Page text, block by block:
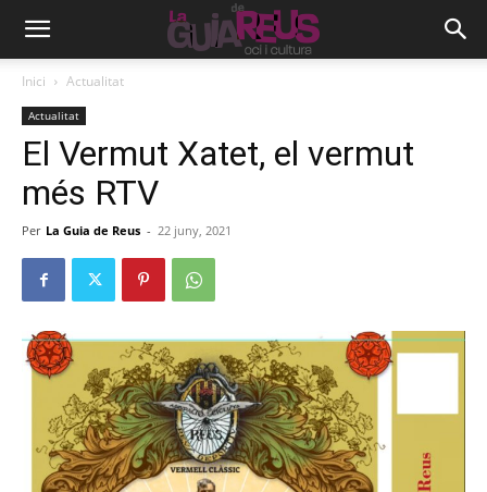
Inici Actualitat
Actualitat
El Vermut Xatet, el vermut
més RTV
Per La Guia de Reus - 22 juny, 2021